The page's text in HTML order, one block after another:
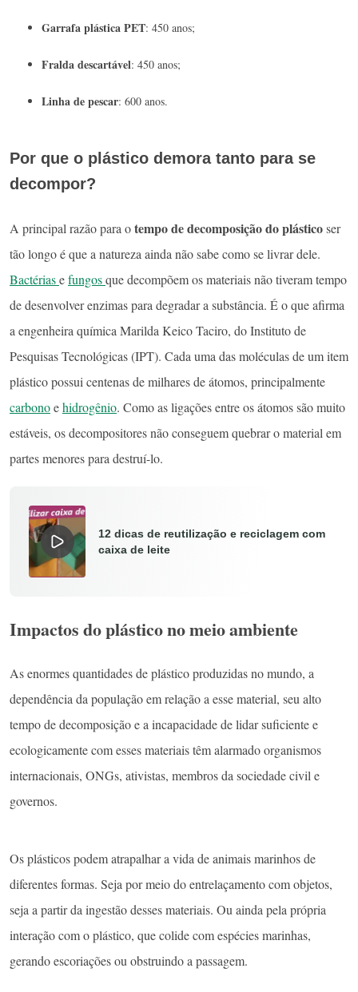
Garrafa plástica PET: 450 anos;
Fralda descartável: 450 anos;
Linha de pescar: 600 anos.
Por que o plástico demora tanto para se
decompor?
A principal razão para otempo de decomposição do plásticoser
tão longo é que a natureza ainda não sabe como se livrar dele.
Bactériasefungosque decompõem os materiais não tiveram tempo
de desenvolver enzimas para degradar a substância. É o que afirma
a engenheira química Marilda Keico Taciro, do Instituto de
Pesquisas Tecnológicas (IPT). Cada uma das moléculas de um item
plástico possui centenas de milhares de átomos, principalmente
carbonoehidrogênio. Como as ligações entre os átomos são muito
estáveis, os decompositores não conseguem quebrar o material em
partes menores para destruí-lo.
12 dicas de reutilização e reciclagem com
caixa de leite
Impactos do plástico no meio ambiente
As enormes quantidades de plástico produzidas no mundo, a
dependência da população em relação a esse material, seu alto
tempo de decomposição e a incapacidade de lidar suficiente e
ecologicamente com esses materiais têm alarmado organismos
internacionais, ONGs, ativistas, membros da sociedade civil e
governos.
Os plásticos podem atrapalhar a vida de animais marinhos de
diferentes formas. Seja por meio do entrelaçamento com objetos,
seja a partir da ingestão desses materiais. Ou ainda pela própria
interação com o plástico, que colide com espécies marinhas,
gerando escoriações ou obstruindo a passagem.